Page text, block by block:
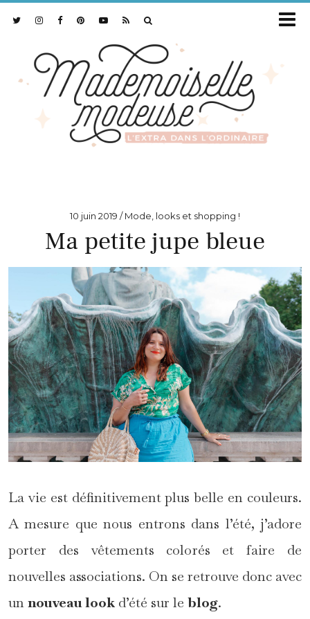
10 juin 2019 Mode, looks et shopping !
Ma petite jupe bleue
La vie est définitivement plus belle en couleurs.
A mesure que nous entrons dans l’été, j’adore
porter des vêtements colorés et faire de
nouvelles associations. On se retrouve donc avec
unnouveau look d’été sur le blog.